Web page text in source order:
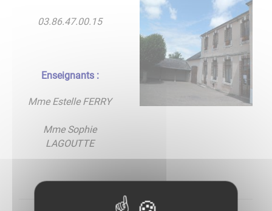
03.86.47.00.15
Enseignants :
Mme Estelle FERRY
Mme Sophie
LAGOUTTE